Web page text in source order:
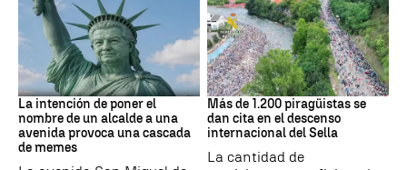
MEMES
La intención de poner el
nombre de un alcalde a una
avenida provoca una cascada
de memes
Asturias
Más de 1.200 piragüistas se
dan cita en el descenso
internacional del Sella
La cantidad de